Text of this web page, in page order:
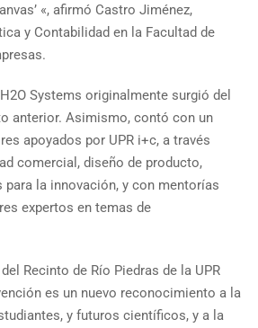
«, afirmó Castro Jiménez,
y Contabilidad en la Facultad de
Systems originalmente surgió del
anterior. Asimismo, contó con un
apoyados por UPR i+c, a través
comercial, diseño de producto,
la innovación, y con mentorías
expertos en temas de
Recinto de Río Piedras de la UPR
es un nuevo reconocimiento a la
y futuros científicos, y a la